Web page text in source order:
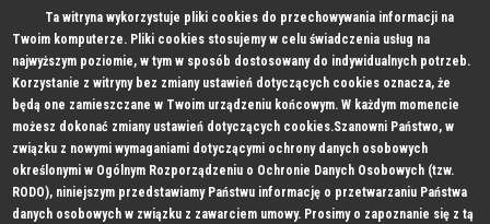
Ta witryna wykorzystuje pliki cookies do przechowywania informacji na
Twoim komputerze. Pliki cookies stosujemy w celu świadczenia usług na
najwyższym poziomie, w tym w sposób dostosowany do indywidualnych potrzeb.
Korzystanie z witryny bez zmiany ustawień dotyczących cookies oznacza, że
będą one zamieszczane w Twoim urządzeniu końcowym. W każdym momencie
możesz dokonać zmiany ustawień dotyczących cookies.Szanowni Państwo, w
związku z nowymi wymaganiami dotyczącymi ochrony danych osobowych
określonymi w Ogólnym Rozporządzeniu o Ochronie Danych Osobowych (tzw.
RODO), niniejszym przedstawiamy Państwu informację o przetwarzaniu Państwa
danych osobowych w związku z zawarciem umowy. Prosimy o zapoznanie się z tą